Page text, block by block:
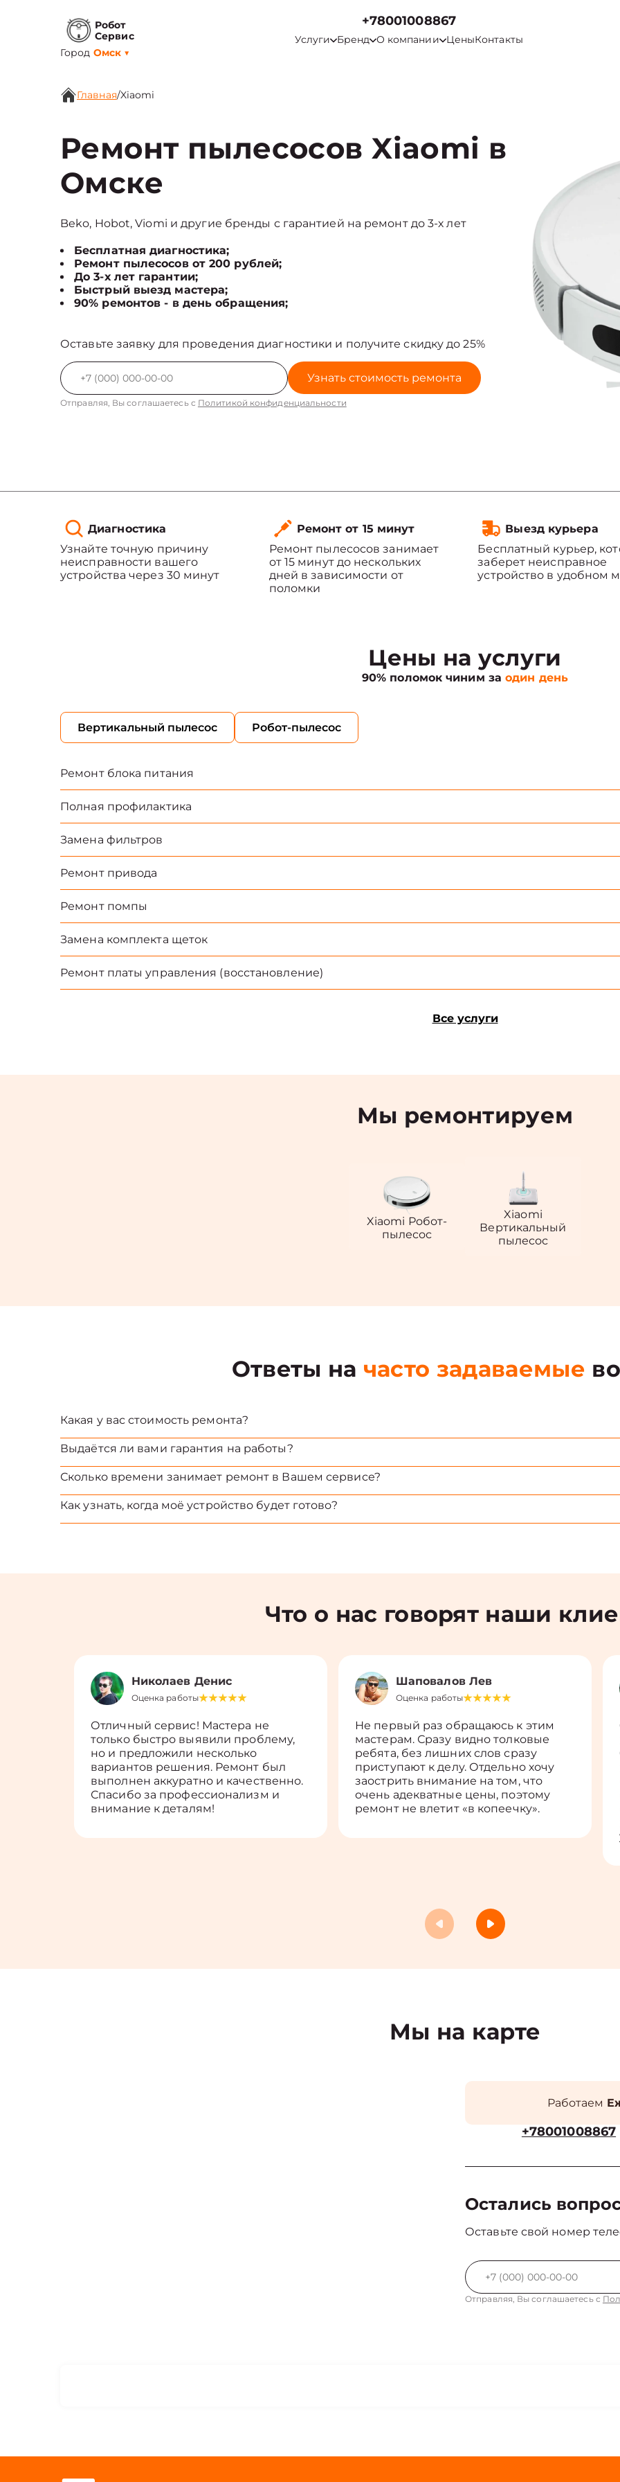
Робот
Сервис
Город Омск ▼
+78001008867
Услуги Бренд О компании ЦеныКонтакты
Главная/Xiaomi
Ремонт пылесосов Xiaomi в
Омске
Beko, Hobot, Viomi и другие бренды с гарантией на ремонт до 3-х лет
Бесплатная диагностика;
Ремонт пылесосов от 200 рублей;
До 3-х лет гарантии;
Быстрый выезд мастера;
90% ремонтов - в день обращения;
Оставьте заявку для проведения диагностики и получите скидку до 25%
Узнать стоимость ремонта
Отправляя, Вы соглашаетесь с Политикой конфиденциальности
Диагностика
Узнайте точную причину
неисправности вашего
устройства через 30 минут
Ремонт от 15 минут
Ремонт пылесосов занимает
от 15 минут до нескольких
дней в зависимости от
поломки
Выезд курьера
Бесплатный курьер,
заберет неисправное
устройство в удобном
Цены на услуги
90% поломок чиним заодин день
Вертикальный пылесос Робот-пылесос
Ремонт блока питания
Полная профилактика
Замена фильтров
Ремонт привода
Ремонт помпы
Замена комплекта щеток
Ремонт платы управления (восстановление)
Все услуги
Мы ремонтируем
Xiaomi Робот-
пылесос
Xiaomi
Вертикальный
пылесос
Ответы на часто задаваемые
Какая у вас стоимость ремонта?
Выдаётся ли вами гарантия на работы?
Сколько времени занимает ремонт в Вашем сервисе?
Как узнать, когда моё устройство будет готово?
Что о нас говорят наши
Николаев Денис
Оценка работы
Отличный сервис! Мастера не
только быстро выявили проблему,
но и предложили несколько
вариантов решения. Ремонт был
выполнен аккуратно и качественно.
Спасибо за профессионализм и
внимание к деталям!
Шаповалов Лев
Оценка работы
Не первый раз обращаюсь к этим
мастерам. Сразу видно толковые
ребята, без лишних слов сразу
приступают к делу. Отдельно хочу
заострить внимание на том, что
очень адекватные цены, поэтому
ремонт не влетит «в копеечку».
Мы на карте
Работаем
+78001008867
Остались
Оставьте свой номер
Отправляя, Вы соглашаетесь с